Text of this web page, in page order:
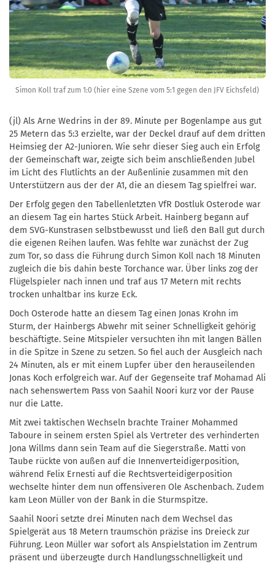
Simon Koll traf zum 1:0 (hier eine Szene vom 5:1 gegen den JFV Eichsfeld)
(jl) Als Arne Wedrins in der 89. Minute per Bogenlampe aus gut
25 Metern das 5:3 erzielte, war der Deckel drauf auf dem dritten
Heimsieg der A2-Junioren. Wie sehr dieser Sieg auch ein Erfolg
der Gemeinschaft war, zeigte sich beim anschließenden Jubel
im Licht des Flutlichts an der Außenlinie zusammen mit den
Unterstützern aus der der A1, die an diesem Tag spielfrei war.
Der Erfolg gegen den Tabellenletzten VfR Dostluk Osterode war
an diesem Tag ein hartes Stück Arbeit. Hainberg begann auf
dem SVG-Kunstrasen selbstbewusst und ließ den Ball gut durch
die eigenen Reihen laufen. Was fehlte war zunächst der Zug
zum Tor, so dass die Führung durch Simon Koll nach 18 Minuten
zugleich die bis dahin beste Torchance war. Über links zog der
Flügelspieler nach innen und traf aus 17 Metern mit rechts
trocken unhaltbar ins kurze Eck.
Doch Osterode hatte an diesem Tag einen Jonas Krohn im
Sturm, der Hainbergs Abwehr mit seiner Schnelligkeit gehörig
beschäftigte. Seine Mitspieler versuchten ihn mit langen Bällen
in die Spitze in Szene zu setzen. So fiel auch der Ausgleich nach
24 Minuten, als er mit einem Lupfer über den herauseilenden
Jonas Koch erfolgreich war. Auf der Gegenseite traf Mohamad Ali
nach sehenswertem Pass von Saahil Noori kurz vor der Pause
nur die Latte.
Mit zwei taktischen Wechseln brachte Trainer Mohammed
Taboure in seinem ersten Spiel als Vertreter des verhinderten
Jona Willms dann sein Team auf die Siegerstraße. Matti von
Taube rückte von außen auf die Innenverteidigerposition,
während Felix Ernesti auf die Rechtsverteidigerposition
wechselte hinter dem nun offensiveren Ole Aschenbach. Zudem
kam Leon Müller von der Bank in die Sturmspitze.
Saahil Noori setzte drei Minuten nach dem Wechsel das
Spielgerät aus 18 Metern traumschön präzise ins Dreieck zur
Führung. Leon Müller war sofort als Anspielstation im Zentrum
präsent und überzeugte durch Handlungsschnelligkeit und